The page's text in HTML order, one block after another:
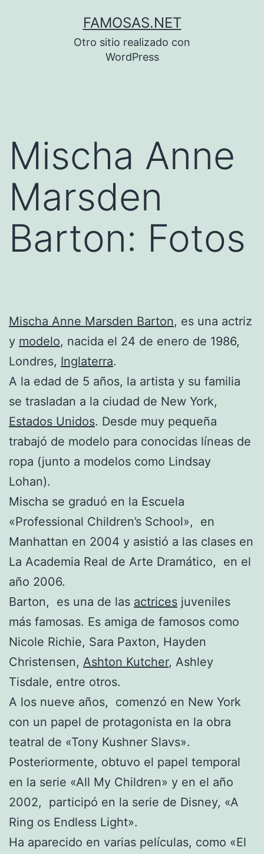
FAMOSAS.NET
Otro sitio realizado con
WordPress
Mischa Anne
Marsden
Barton: Fotos
Mischa Anne Marsden Barton, es una actriz
y modelo, nacida el 24 de enero de 1986,
Londres, Inglaterra.
A la edad de 5 años, la artista y su familia
se trasladan a la ciudad de New York,
Estados Unidos. Desde muy pequeña
trabajó de modelo para conocidas líneas de
ropa (junto a modelos como Lindsay
Lohan).
Mischa se graduó en la Escuela
«Professional Children’s School», en
Manhattan en 2004 y asistió a las clases en
La Academia Real de Arte Dramático, en el
año 2006.
Barton, es una de las actrices juveniles
más famosas. Es amiga de famosos como
Nicole Richie, Sara Paxton, Hayden
Christensen, Ashton Kutcher, Ashley
Tisdale, entre otros.
A los nueve años, comenzó en New York
con un papel de protagonista en la obra
teatral de «Tony Kushner Slavs».
Posteriormente, obtuvo el papel temporal
en la serie «All My Children» y en el año
2002, participó en la serie de Disney, «A
Ring os Endless Light».
Ha aparecido en varias películas, como «El